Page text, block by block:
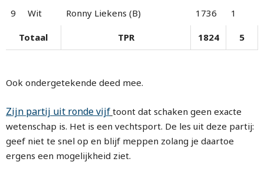
9 Wit Ronny Liekens (B) 1736 1
Totaal TPR 1824 5
Ook ondergetekende deed mee.
Zijn partij uit ronde vijf toont dat schaken geen exacte
wetenschap is. Het is een vechtsport. De les uit deze partij:
geef niet te snel op en blijf meppen zolang je daartoe
ergens een mogelijkheid ziet.